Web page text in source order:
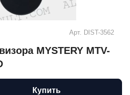
Арт. DIST-3562
MYSTERY MTV-
Купить